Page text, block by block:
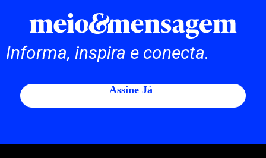
Informa, inspira e conecta.
Assine Já